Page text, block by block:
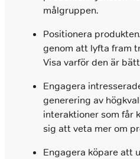
målgruppen.
Positionera
genom att lyfta fram
Visa varför den är
Engagera
generering av
interaktioner som får
sig att veta mer om
Engagera köpare att